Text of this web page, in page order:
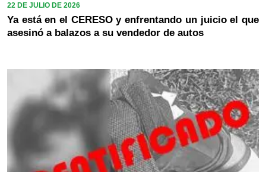
22 DE JULIO DE 2026
Ya está en el CERESO y enfrentando un juicio el que
asesinó a balazos a su vendedor de autos